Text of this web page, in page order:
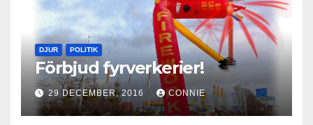
DJUR POLITIK
Förbjud fyrverkerier!
29 DECEMBER, 2016 CONNIE